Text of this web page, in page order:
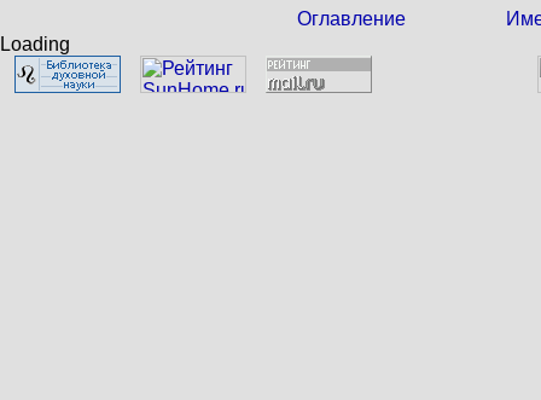
Оглавление
Loading